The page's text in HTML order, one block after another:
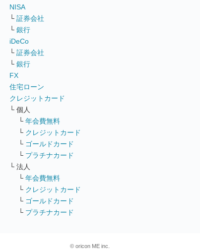
NISA
└ 証券会社
└ 銀行
iDeCo
└ 証券会社
└ 銀行
FX
住宅ローン
クレジットカード
└ 個人
└ 年会費無料
└ クレジットカード
└ ゴールドカード
└ プラチナカード
└ 法人
└ 年会費無料
└ クレジットカード
└ ゴールドカード
└ プラチナカード
© oricon ME inc.